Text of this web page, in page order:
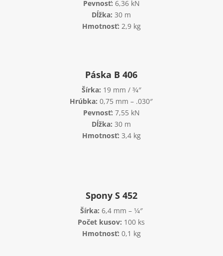
Pevnosť: 6,36 kN
Dĺžka: 30 m
Hmotnosť: 2,9 kg
Páska B 406
Šírka: 19 mm / 3⁄4″
Hrúbka: 0,75 mm – .030″
Pevnosť: 7,55 kN
Dĺžka: 30 m
Hmotnosť: 3,4 kg
Spony S 452
Šírka: 6,4 mm – 1⁄4″
Počet kusov: 100 ks
Hmotnosť: 0,1 kg